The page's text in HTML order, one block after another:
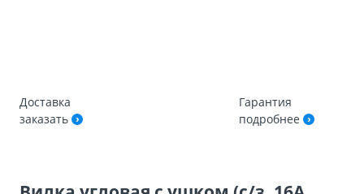
Доставка
заказать
Гарантия
подробнее